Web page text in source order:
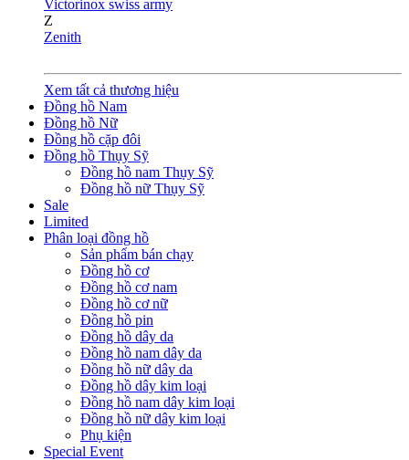
Victorinox swiss army
Z
Zenith
Xem tất cả thương hiệu
Đồng hồ Nam
Đồng hồ Nữ
Đồng hồ cặp đôi
Đồng hồ Thụy Sỹ
Đồng hồ nam Thụy Sỹ
Đồng hồ nữ Thụy Sỹ
Sale
Limited
Phân loại đồng hồ
Sản phẩm bán chạy
Đồng hồ cơ
Đồng hồ cơ nam
Đồng hồ cơ nữ
Đồng hồ pin
Đồng hồ dây da
Đồng hồ nam dây da
Đồng hồ nữ dây da
Đồng hồ dây kim loại
Đồng hồ nam dây kim loại
Đồng hồ nữ dây kim loại
Phụ kiện
Special Event